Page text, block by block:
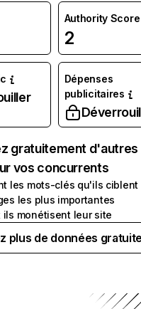
Authority Score
2
Dépenses
publicitaires
gratuitement d'autres
vos concurrents
les mots-clés qu'ils ciblent
les plus importantes
ils monétisent leur site
plus de données